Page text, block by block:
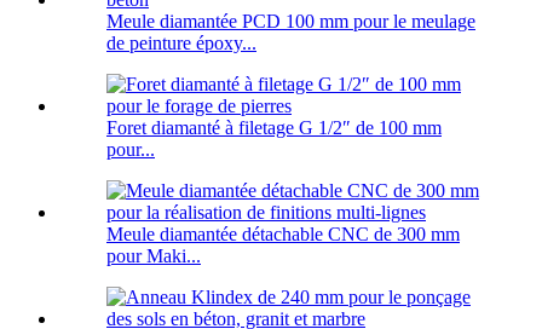
Meule diamantée PCD 100 mm pour le meulage
de peinture époxy...
Foret diamanté à filetage G 1/2″ de 100 mm
pour...
Meule diamantée détachable CNC de 300 mm
pour Maki...